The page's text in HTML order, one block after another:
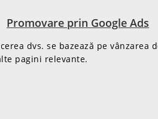
Promovare prin Google Ads
dvs. se bazează pe
pagini relevante.